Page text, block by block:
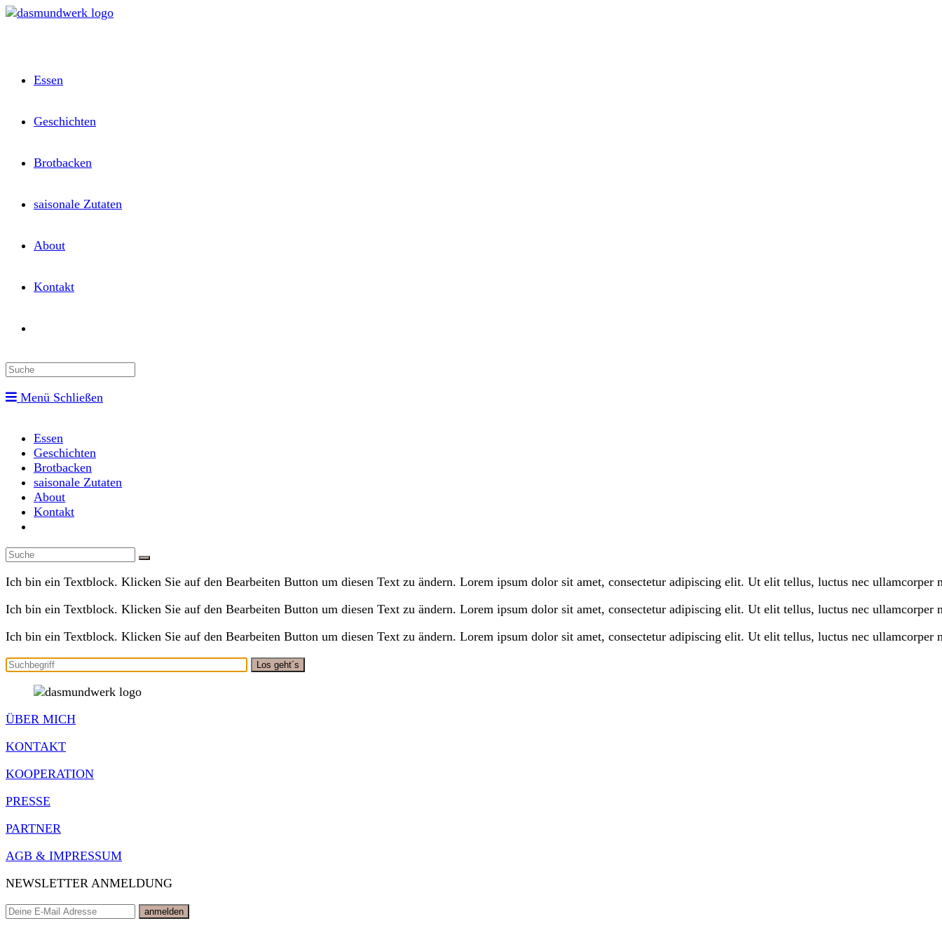
Zum
Essen
Geschichten
Brotbacken
saisonale Zutaten
About
Kontakt
website
Menü Schließen
Essen
Geschichten
Brotbacken
saisonale Zutaten
About
Kontakt
search
Ich bin ein Textblock. Klicken Sie auf den Bearbeiten Button um diesen Text zu ändern. Lorem ipsum dolor sit amet, consectetur adipiscing elit. Ut elit tellus, luctus nec ullamcorper
Ich bin ein Textblock. Klicken Sie auf den Bearbeiten Button um diesen Text zu ändern. Lorem ipsum dolor sit amet, consectetur adipiscing elit. Ut elit tellus, luctus nec ullamcorper
Ich bin ein Textblock. Klicken Sie auf den Bearbeiten Button um diesen Text zu ändern. Lorem ipsum dolor sit amet, consectetur adipiscing elit. Ut elit tellus, luctus nec ullamcorper
ÜBER MICH
KONTAKT
KOOPERATION
PRESSE
PARTNER
AGB & IMPRESSUM
NEWSLETTER ANMELDUNG